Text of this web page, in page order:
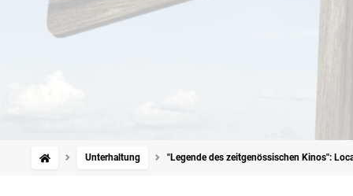
Unterhaltung "Legende des zeitgenössischen Kinos":